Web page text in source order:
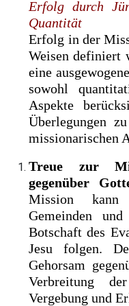
Erfolg durch
Quantität
Erfolg in der
Weisen definiert
eine
sowohl
Aspekte
Überlegungen
missionarischen
Treue zur
gegenüber
Mission kann
Gemeinden
Botschaft des
Jesu folgen.
Gehorsam
Verbreitung
Vergebung und